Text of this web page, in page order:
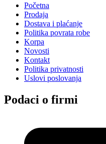
Početna
Prodaja
Dostava i plaćanje
Politika povrata robe
Korpa
Novosti
Kontakt
Politika privatnosti
Uslovi poslovanja
Podaci o firmi